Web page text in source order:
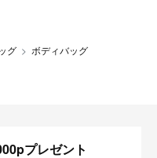
グ ボディバッグ
プレゼント